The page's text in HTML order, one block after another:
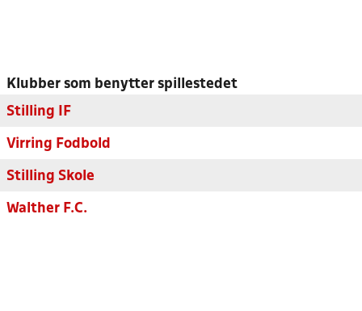
Klubber som benytter spillestedet
Stilling IF
Virring Fodbold
Stilling Skole
Walther F.C.